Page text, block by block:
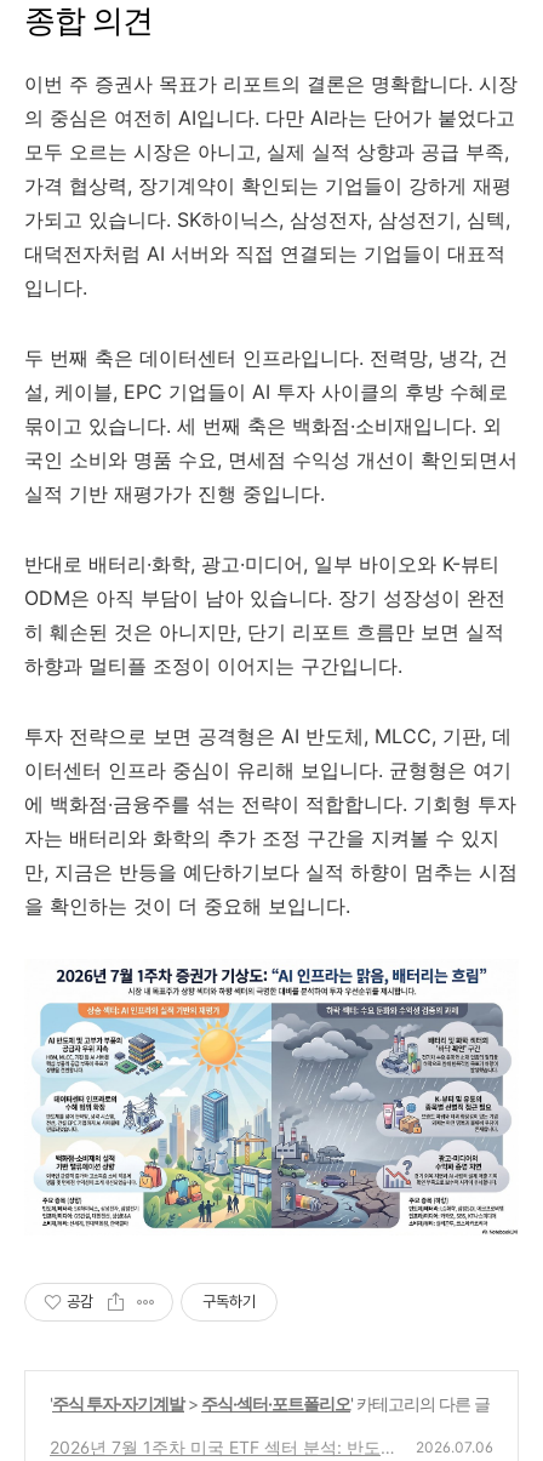
종합 의견
이번 주 증권사 목표가 리포트의 결론은 명확합니다. 시장
의 중심은 여전히 AI입니다. 다만 AI라는 단어가 붙었다고
모두 오르는 시장은 아니고, 실제 실적 상향과 공급 부족,
가격 협상력, 장기계약이 확인되는 기업들이 강하게 재평
가되고 있습니다. SK하이닉스, 삼성전자, 삼성전기, 심텍,
대덕전자처럼 AI 서버와 직접 연결되는 기업들이 대표적
입니다.
두 번째 축은 데이터센터 인프라입니다. 전력망, 냉각, 건
설, 케이블, EPC 기업들이 AI 투자 사이클의 후방 수혜로
묶이고 있습니다. 세 번째 축은 백화점·소비재입니다. 외
국인 소비와 명품 수요, 면세점 수익성 개선이 확인되면서
실적 기반 재평가가 진행 중입니다.
반대로 배터리·화학, 광고·미디어, 일부 바이오와 K-뷰티
ODM은 아직 부담이 남아 있습니다. 장기 성장성이 완전
히 훼손된 것은 아니지만, 단기 리포트 흐름만 보면 실적
하향과 멀티플 조정이 이어지는 구간입니다.
투자 전략으로 보면 공격형은 AI 반도체, MLCC, 기판, 데
이터센터 인프라 중심이 유리해 보입니다. 균형형은 여기
에 백화점·금융주를 섞는 전략이 적합합니다. 기회형 투자
자는 배터리와 화학의 추가 조정 구간을 지켜볼 수 있지
만, 지금은 반등을 예단하기보다 실적 하향이 멈추는 시점
을 확인하는 것이 더 중요해 보입니다.
공감 구독하기
'주식 투자·자기계발> 주식·섹터·포트폴리오' 카테고리의 다른 글
2026년 7월 1주차 미국 ETF 섹터 분석: 반도
2026.07.06